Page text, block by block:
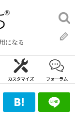
になる
検
索:
カスタマイズ フォーラム